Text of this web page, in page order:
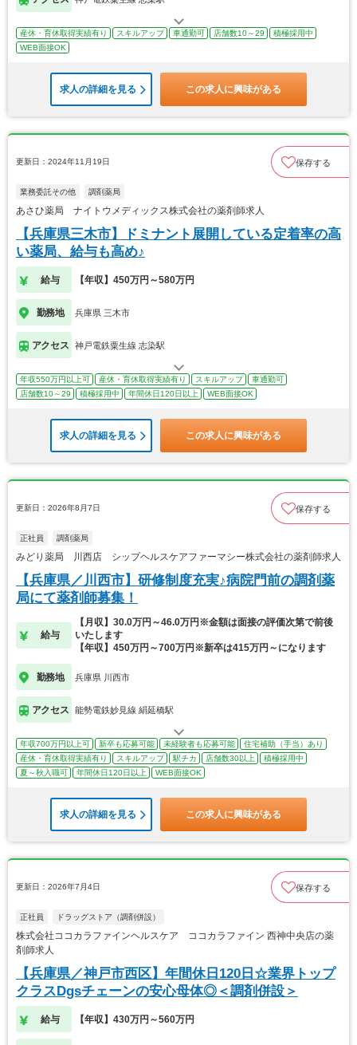
産休・育休取得実績有り スキルアップ 車通勤可 店舗数10～29
積極採用中
WEB面接OK
求人の詳細を見る この求人に興味がある
更新日：2024年11月19日 保存する
業務委託その他 調剤薬局
あさひ薬局 ナイトウメディックス株式会社の薬剤師求人
【兵庫県三木市】ドミナント展開している定着率の高
い薬局、給与も高め♪
給与 【年収】450万円～580万円
勤務地 兵庫県 三木市
アクセス 神戸電鉄粟生線 志染駅
年収550万円以上可 産休・育休取得実績有り スキルアップ
車通勤可
店舗数10～29
積極採用中 年間休日120日以上 WEB面接OK
求人の詳細を見る この求人に興味がある
更新日：2026年8月7日 保存する
正社員 調剤薬局
みどり薬局 川西店 シップヘルスケアファーマシー株式会社の薬剤師求人
【兵庫県／川西市】研修制度充実♪病院門前の調剤薬
局にて薬剤師募集！
給与
【月収】30.0万円～46.0万円※金額は面接の評価次第で前後
いたします
【年収】450万円～700万円※新卒は415万円～になります
勤務地 兵庫県 川西市
アクセス 能勢電鉄妙見線 絹延橋駅
年収700万円以上可 新卒も応募可能 未経験者も応募可能
住宅補助（手当）あり
産休・育休取得実績有り
スキルアップ 駅チカ 店舗数30以上
積極採用中
夏～秋入職可
年間休日120日以上 WEB面接OK
求人の詳細を見る この求人に興味がある
更新日：2026年7月4日 保存する
正社員 ドラッグストア（調剤併設）
株式会社ココカラファインヘルスケア ココカラファイン 西神中央店の薬
剤師求人
【兵庫県／神戸市西区】年間休日120日☆業界トップ
クラスDgsチェーンの安心母体◎＜調剤併設＞
給与 【年収】430万円～560万円